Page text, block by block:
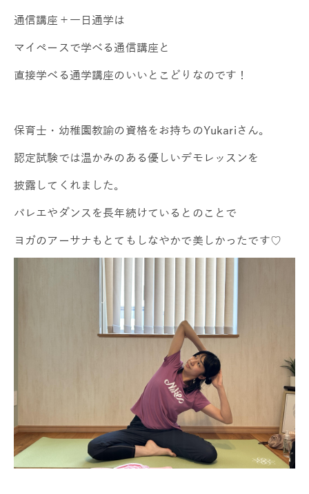
通信講座＋一日通学は
マイペースで学べる通信講座と
直接学べる通学講座のいいとこどりなのです！
保育士・幼稚園教諭の資格をお持ちのYukariさん。
認定試験では温かみのある優しいデモレッスンを
披露してくれました。
バレエやダンスを長年続けているとのことで
ヨガのアーサナもとてもしなやかで美しかったです♡